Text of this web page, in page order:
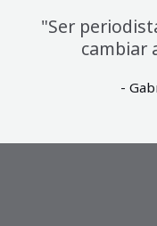
"Ser
cambiar
-